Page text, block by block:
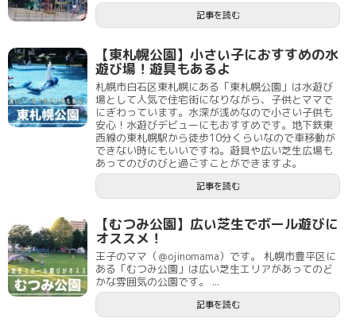
記事を読む
【東札幌公園】小さい子におすすめの水
遊び場！遊具もあるよ
札幌市白石区東札幌にある「東札幌公園」は水遊び
場として人気で住宅街になりながら、子供とママで
にぎわっています。水深が浅めなので小さい子供も
安心！水遊びデビューにもおすすめです。地下鉄東
西線の東札幌駅から徒歩10分くらいなので車移動が
できない時にもいいですね。遊具や広い芝生広場も
あってのびのびと過ごすことができますよ。
記事を読む
【むつみ公園】広い芝生でボール遊びに
オススメ！
王子のママ（＠ojinomama）です。 札幌市豊平区に
ある「むつみ公園」は広い芝生エリアがあってのど
かな雰囲気の公園です。 ...
記事を読む